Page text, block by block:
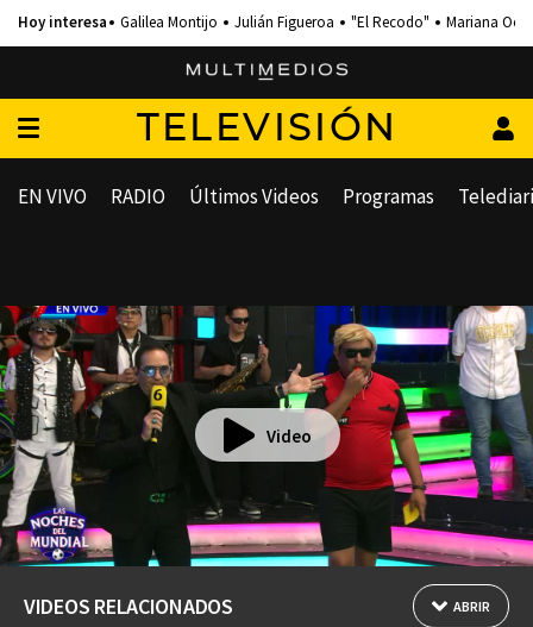
Galilea Montijo Julián Figueroa "El Recodo" Mariana
TELEVISIÓN
EN VIVO RADIO Últimos Videos Programas
Video
VIDEOS RELACIONADOS ABRIR